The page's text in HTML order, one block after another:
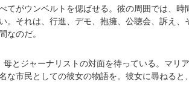
がウンベルトを偲ばせる。彼の周囲では、時
。それは、行進、デモ、抱擁、公聴会、訴え、
なのだ。
とジャーナリストの対面を待っている。マリ
市民としての彼女の物語を。彼女に尋ねると